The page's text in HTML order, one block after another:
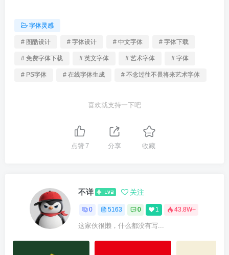
字体灵感
# 图酷设计 # 字体设计 # 中文字体 # 字体下载
# 免费字体下载 # 英文字体 # 艺术字体 # 字体
# PS字体 # 在线字体生成 # 不念过往不畏将来艺术字体
喜欢就支持一下吧
点赞 7 分享 收藏
不详 关注
0 5163 0 1 43.8W+
这家伙很懒，什么都没有写...